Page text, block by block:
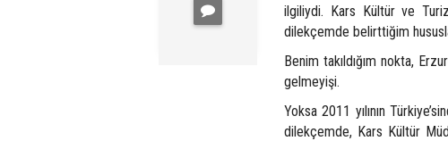
ilgiliydi. Kars Kültür ve
dilekçemde belirttiğim
Benim takıldığım nokta,
gelmeyişi.
Yoksa 2011 yılının
dilekçemde, Kars Kültür